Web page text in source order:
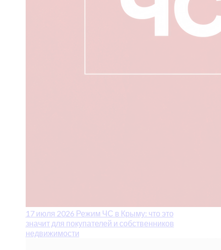
17 июля 2026 Режим ЧС в Крыму: что это
значит для покупателей и собственников
недвижимости